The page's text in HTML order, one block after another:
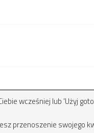
wcześniej lub 'Użyj
przenoszenie swojego